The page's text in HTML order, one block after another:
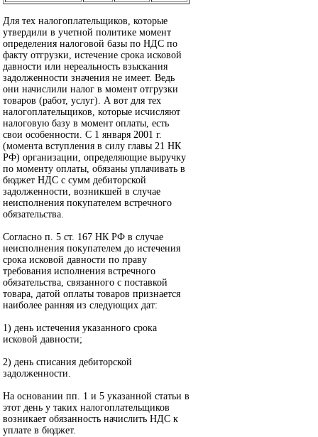
Для тех налогоплательщиков, которые
утвердили в учетной политике момент
определения налоговой базы по НДС по
факту отгрузки, истечение срока исковой
давности или нереальность взыскания
задолженности значения не имеет. Ведь
они начислили налог в момент отгрузки
товаров (работ, услуг). А вот для тех
налогоплательщиков, которые исчисляют
налоговую базу в момент оплаты, есть
свои особенности. С 1 января 2001 г.
(момента вступления в силу главы 21 НК
РФ) организации, определяющие выручку
по моменту оплаты, обязаны уплачивать в
бюджет НДС с сумм дебиторской
задолженности, возникшей в случае
неисполнения покупателем встречного
обязательства.
Согласно п. 5 ст. 167 НК РФ в случае
неисполнения покупателем до истечения
срока исковой давности по праву
требования исполнения встречного
обязательства, связанного с поставкой
товара, датой оплаты товаров признается
наиболее ранняя из следующих дат:
1) день истечения указанного срока
исковой давности;
2) день списания дебиторской
задолженности.
На основании пп. 1 и 5 указанной статьи в
этот день у таких налогоплательщиков
возникает обязанность начислить НДС к
уплате в бюджет.